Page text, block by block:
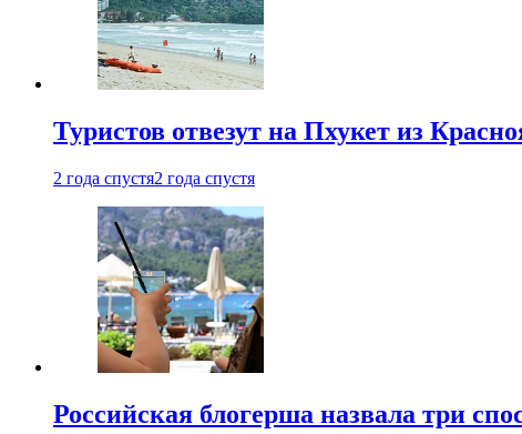
Туристов отвезут на Пхукет из
2 года спустя2 года спустя
Российская блогерша назвала три